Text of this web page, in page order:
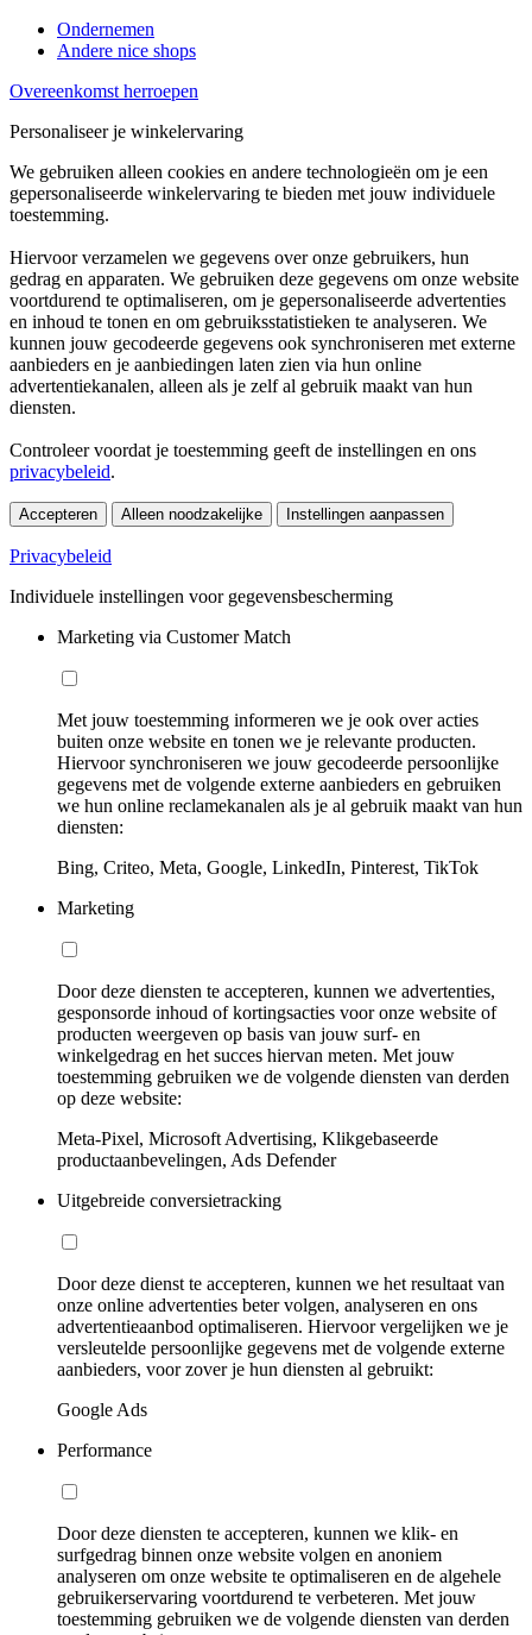
Ondernemen
Andere nice shops
Overeenkomst herroepen
Personaliseer je winkelervaring
We gebruiken alleen cookies en andere technologieën om je een
gepersonaliseerde winkelervaring te bieden met jouw individuele
toestemming.
Hiervoor verzamelen we gegevens over onze gebruikers, hun
gedrag en apparaten. We gebruiken deze gegevens om onze website
voortdurend te optimaliseren, om je gepersonaliseerde advertenties
en inhoud te tonen en om gebruiksstatistieken te analyseren. We
kunnen jouw gecodeerde gegevens ook synchroniseren met externe
aanbieders en je aanbiedingen laten zien via hun online
advertentiekanalen, alleen als je zelf al gebruik maakt van hun
diensten.
Controleer voordat je toestemming geeft de instellingen en ons
privacybeleid.
Accepteren Alleen noodzakelijke Instellingen aanpassen
Privacybeleid
Individuele instellingen voor gegevensbescherming
Marketing via Customer Match
Met jouw toestemming informeren we je ook over acties
buiten onze website en tonen we je relevante producten.
Hiervoor synchroniseren we jouw gecodeerde persoonlijke
gegevens met de volgende externe aanbieders en gebruiken
we hun online reclamekanalen als je al gebruik maakt van hun
diensten:
Bing, Criteo, Meta, Google, LinkedIn, Pinterest, TikTok
Marketing
Door deze diensten te accepteren, kunnen we advertenties,
gesponsorde inhoud of kortingsacties voor onze website of
producten weergeven op basis van jouw surf- en
winkelgedrag en het succes hiervan meten. Met jouw
toestemming gebruiken we de volgende diensten van derden
op deze website:
Meta-Pixel, Microsoft Advertising, Klikgebaseerde
productaanbevelingen, Ads Defender
Uitgebreide conversietracking
Door deze dienst te accepteren, kunnen we het resultaat van
onze online advertenties beter volgen, analyseren en ons
advertentieaanbod optimaliseren. Hiervoor vergelijken we je
versleutelde persoonlijke gegevens met de volgende externe
aanbieders, voor zover je hun diensten al gebruikt:
Google Ads
Performance
Door deze diensten te accepteren, kunnen we klik- en
surfgedrag binnen onze website volgen en anoniem
analyseren om onze website te optimaliseren en de algehele
gebruikerservaring voortdurend te verbeteren. Met jouw
toestemming gebruiken we de volgende diensten van derden